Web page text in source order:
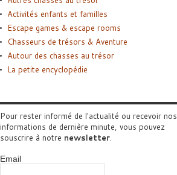
Activités enfants et familles
Escape games & escape rooms
Chasseurs de trésors & Aventure
Autour des chasses au trésor
La petite encyclopédie
Pour rester informé de l'actualité ou recevoir nos
informations de dernière minute, vous pouvez
souscrire à notre newsletter.
Email